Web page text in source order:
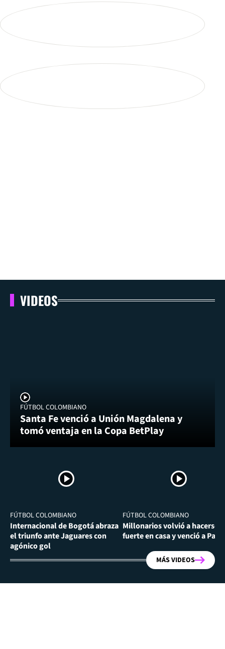
VIDEOS
FÚTBOL COLOMBIANO
Santa Fe venció a Unión Magdalena y
tomó ventaja en la Copa BetPlay
FÚTBOL COLOMBIANO
Internacional de Bogotá abraza
el triunfo ante Jaguares con
agónico gol
FÚTBOL COLOMBIANO
Millonarios volvió a hacerse
fuerte en casa y venció a
MÁS VIDEOS